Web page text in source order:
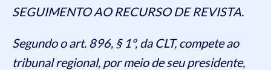
SEGUIMENTO AO RECURSO DE REVISTA.
Segundo o art. 896, § 1º, da CLT, compete ao
tribunal regional, por meio de seu presidente,